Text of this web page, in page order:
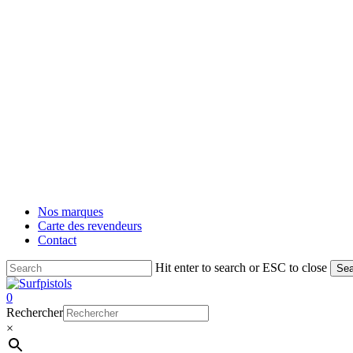
Nos marques
Carte des revendeurs
Contact
Hit enter to search or ESC to close
Close
Search
account
0
Menu
Rechercher
×